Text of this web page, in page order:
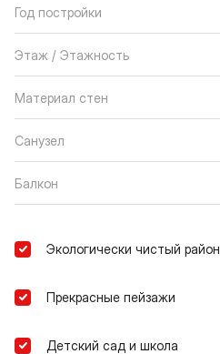
Год постройки
Этаж / Этажность
Материал стен
Санузел
Балкон
Экологически чистый район
Прекрасные пейзажи
Детский сад и школа